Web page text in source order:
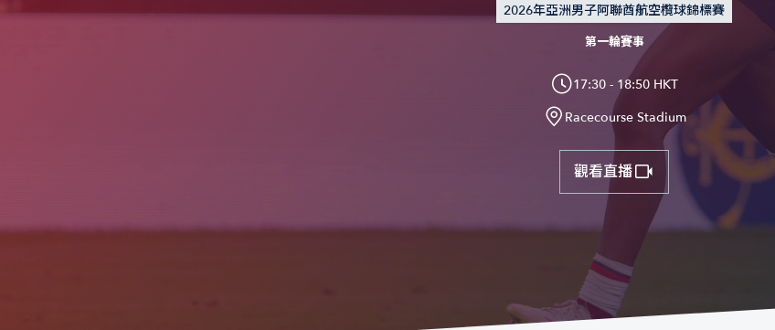
2026年亞洲男子阿聯酋航空欖球錦標賽
第一輪賽事
17:30 - 18:50 HKT
Racecourse Stadium
觀看直播